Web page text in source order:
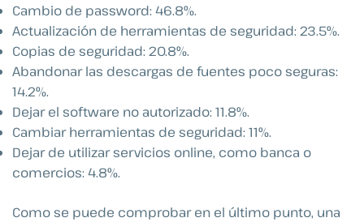
Cambio de password: 46.8%.
Actualización de herramientas de seguridad: 23.5%.
Copias de seguridad: 20.8%.
Abandonar las descargas de fuentes poco seguras:
14.2%.
Dejar el software no autorizado: 11.8%.
Cambiar herramientas de seguridad: 11%.
Dejar de utilizar servicios online, como banca o
comercios: 4.8%.
Como se puede comprobar en el último punto, una